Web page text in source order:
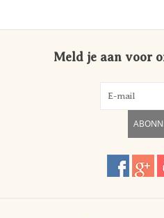
Meld je aan voor